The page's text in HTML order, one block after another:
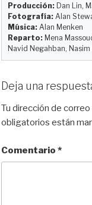
Producción: Dan Lin,
Fotografía: Alan
Música: Alan Menken
Reparto: Mena
Navid Negahban,
Deja una
Tu dirección de
obligatorios están
Comentario *